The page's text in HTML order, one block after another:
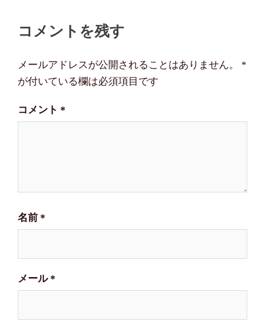
ゲ
ー
シ
ョ
ン
コメントを残す
メールアドレスが公開されることはありません。
*
が付いている欄は必須項目です
コメント *
名前 *
メール*